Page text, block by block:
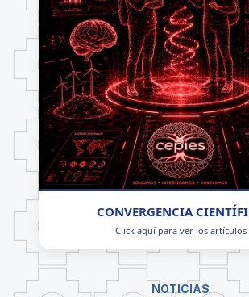
CONVERGENCIA
Click aquí para ver los artículos
NOTICIAS